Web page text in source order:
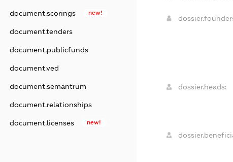
document.scorings new!
document.tenders
document.publicfunds
document.ved
document.semantrum
document.relationships
document.licenses new!
dossier.heads: